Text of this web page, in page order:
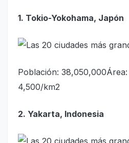
1. Tokio-Yokohama, Japón
Población:
4,500/km2
2. Yakarta, Indonesia